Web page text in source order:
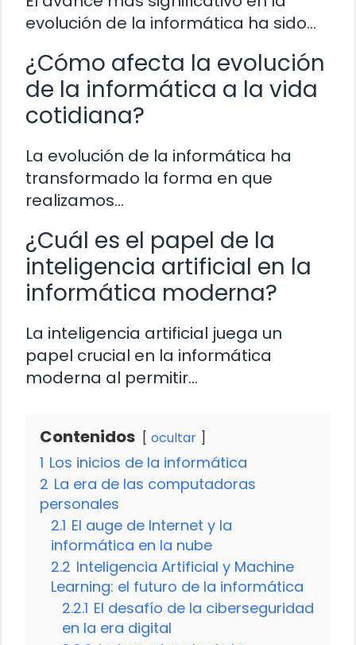
evolución de la informática ha sido…
¿Cómo afecta la evolución
de la informática a la vida
cotidiana?
La evolución de la informática ha
transformado la forma en que
realizamos…
¿Cuál es el papel de la
inteligencia artificial en la
informática moderna?
La inteligencia artificial juega un
papel crucial en la informática
moderna al permitir…
Contenidos ocultar
1 Los inicios de la informática
2 La era de las computadoras
personales
2.1 El auge de Internet y la
informática en la nube
2.2 Inteligencia Artificial y Machine
Learning: el futuro de la informática
2.2.1 El desafío de la ciberseguridad
en la era digital